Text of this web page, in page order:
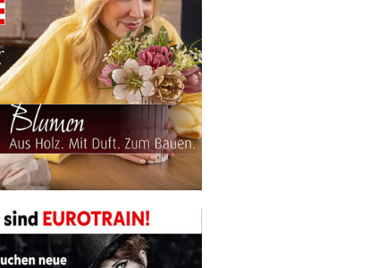
für interessierte Modelleisenbahn-Händler.